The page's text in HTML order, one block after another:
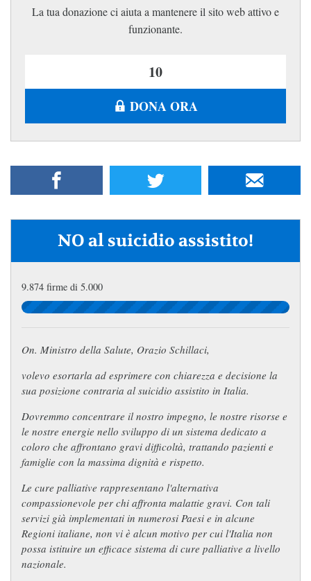
La tua donazione ci aiuta a mantenere il sito web attivo e
funzionante.
DONA ORA
NO al suicidio assistito!
9.874 firme di 5.000
On. Ministro della Salute, Orazio Schillaci,
volevo esortarla ad esprimere con chiarezza e decisione la
sua posizione contraria al suicidio assistito in Italia.
Dovremmo concentrare il nostro impegno, le nostre risorse e
le nostre energie nello sviluppo di un sistema dedicato a
coloro che affrontano gravi difficoltà, trattando pazienti e
famiglie con la massima dignità e rispetto.
Le cure palliative rappresentano l'alternativa
compassionevole per chi affronta malattie gravi. Con tali
servizi già implementati in numerosi Paesi e in alcune
Regioni italiane, non vi è alcun motivo per cui l'Italia non
possa istituire un efficace sistema di cure palliative a livello
nazionale.